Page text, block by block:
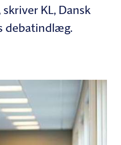
KL, Dansk
debatindlæg.